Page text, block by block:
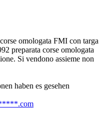
omologata FMI con targa
preparata corse omologata
Si vendono assieme non
haben es gesehen